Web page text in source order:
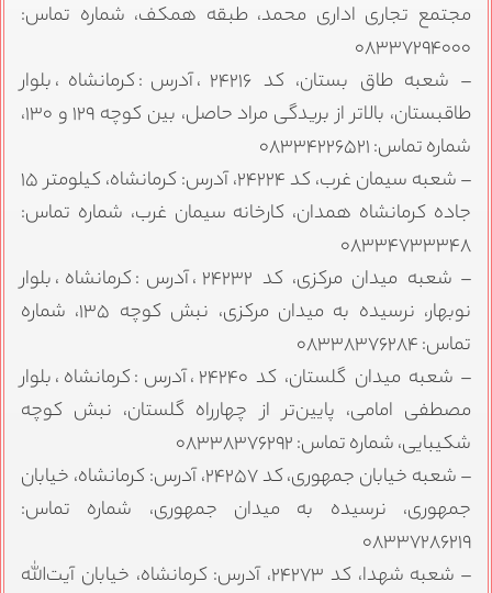
مجتمع تجاری اداری محمد، طبقه همکف، شماره تماس:
۰۸۳۳۷۲۹۴۰۰۰
– شعبه طاق بستان، کد ۲۴۲۱۶، آدرس: کرمانشاه، بلوار
طاقبستان، بالاتر از بریدگی مراد حاصل، بین کوچه ۱۲۹ و ۱۳۰،
شماره تماس: ۰۸۳۳۴۲۲۶۵۲۱
– شعبه سیمان غرب، کد ۲۴۲۲۴، آدرس: کرمانشاه، کیلومتر ۱۵
جاده کرمانشاه همدان، کارخانه سیمان غرب، شماره تماس:
۰۸۳۳۴۷۳۳۳۴۸
– شعبه میدان مرکزی، کد ۲۴۲۳۲، آدرس: کرمانشاه، بلوار
نوبهار، نرسیده به میدان مرکزی، نبش کوچه ۱۳۵، شماره
تماس: ۰۸۳۳۸۳۷۶۲۸۴
– شعبه میدان گلستان، کد ۲۴۲۴۰، آدرس: کرمانشاه، بلوار
مصطفی امامی، پایین‌تر از چهارراه گلستان، نبش کوچه
شکیبایی، شماره تماس: ۰۸۳۳۸۳۷۶۲۹۲
– شعبه خیابان جمهوری، کد ۲۴۲۵۷، آدرس: کرمانشاه، خیابان
جمهوری، نرسیده به میدان جمهوری، شماره تماس:
۰۸۳۳۷۲۸۶۲۱۹
– شعبه شهدا، کد ۲۴۲۷۳، آدرس: کرمانشاه، خیابان آیت‌الله